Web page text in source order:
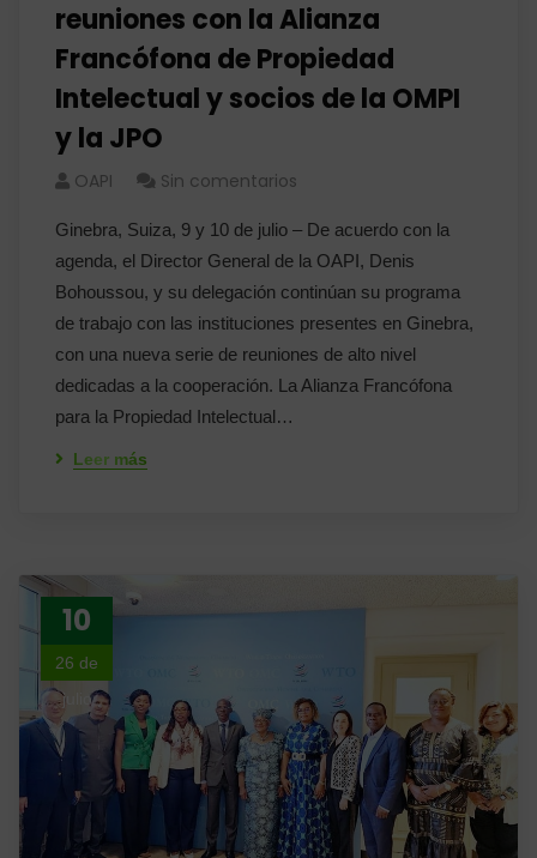
reuniones con la Alianza
Francófona de Propiedad
Intelectual y socios de la OMPI
y la JPO
OAPI Sin comentarios
Ginebra, Suiza, 9 y 10 de julio – De acuerdo con la
agenda, el Director General de la OAPI, Denis
Bohoussou, y su delegación continúan su programa
de trabajo con las instituciones presentes en Ginebra,
con una nueva serie de reuniones de alto nivel
dedicadas a la cooperación. La Alianza Francófona
para la Propiedad Intelectual…
Leer más
10
26 de
julio